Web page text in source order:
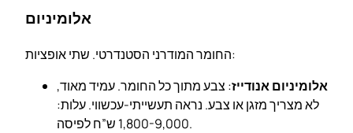
אלומיניום
החומר המודרני הסטנדרטי. שתי אופציות:
אלומיניום אנודייז: צבע מתוך כל החומר. עמיד מאוד,
לא מצריך מזגן או צבע. נראה תעשייתי-עכשווי. עלות:
1,800-9,000 ש”ח לפיסה.